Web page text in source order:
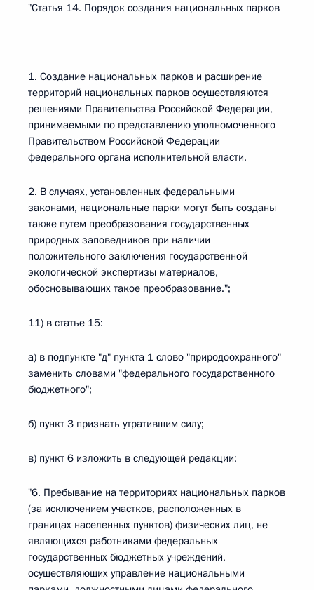
"Статья 14. Порядок создания национальных парков
1. Создание национальных парков и расширение
территорий национальных парков осуществляются
решениями Правительства Российской Федерации,
принимаемыми по представлению уполномоченного
Правительством Российской Федерации
федерального органа исполнительной власти.
2. В случаях, установленных федеральными
законами, национальные парки могут быть созданы
также путем преобразования государственных
природных заповедников при наличии
положительного заключения государственной
экологической экспертизы материалов,
обосновывающих такое преобразование.";
11) в статье 15:
а) в подпункте "д" пункта 1 слово "природоохранного"
заменить словами "федерального государственного
бюджетного";
б) пункт 3 признать утратившим силу;
в) пункт 6 изложить в следующей редакции:
"6. Пребывание на территориях национальных парков
(за исключением участков, расположенных в
границах населенных пунктов) физических лиц, не
являющихся работниками федеральных
государственных бюджетных учреждений,
осуществляющих управление национальными